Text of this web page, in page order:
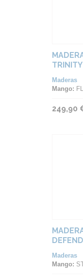
TRINITY
Maderas
Mango:
249,90
Maderas
Mango: